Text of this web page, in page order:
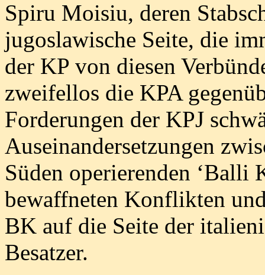
Spiru Moisiu, deren
jugoslawische Seite, die
der KP von diesen
zweifellos die KPA
Forderungen der KPJ
Auseinandersetzungen
Süden operierenden
bewaffneten Konflikten
BK auf die Seite der
Besatzer.